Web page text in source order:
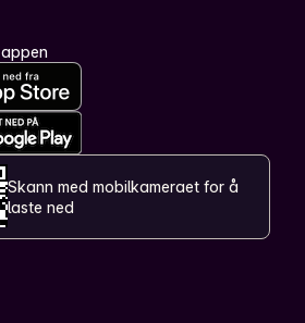
Skann med mobilkameraet for å
laste ned